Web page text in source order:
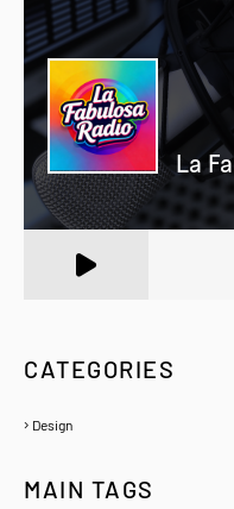
CATEGORIES
Design
MAIN TAGS